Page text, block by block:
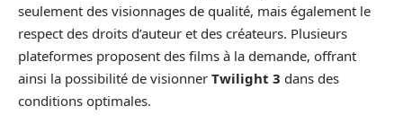
seulement des visionnages de qualité, mais également le
respect des droits d’auteur et des créateurs. Plusieurs
plateformes proposent des films à la demande, offrant
ainsi la possibilité de visionner Twilight 3 dans des
conditions optimales.